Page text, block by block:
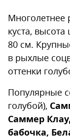
Многолетнее
куста,
80 см.
в рыхлые
оттенки
Популярные
голубой),
Саммер
бабочка,